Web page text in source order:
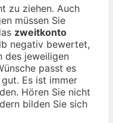
zu ziehen. Auch
müssen Sie
zweitkonto
negativ bewertet,
des jeweiligen
passt es
Es ist immer
Hören Sie nicht
bilden Sie sich